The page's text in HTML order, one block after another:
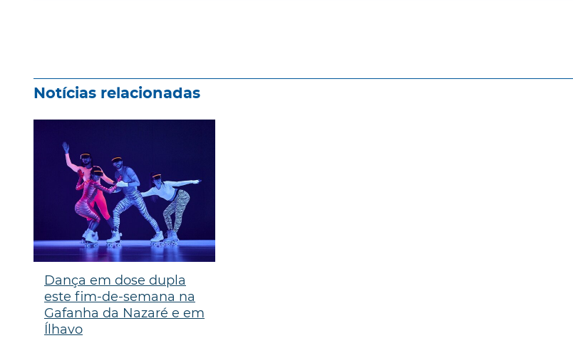
Notícias relacionadas
Dança em dose dupla
este fim-de-semana na
Gafanha da Nazaré e em
Ílhavo